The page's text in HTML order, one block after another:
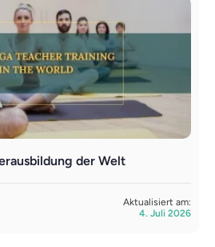
der Welt
Aktualisiert am:
4. Juli 2026